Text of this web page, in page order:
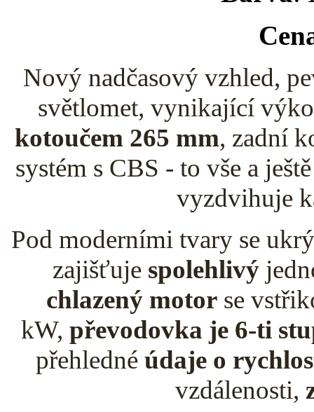
Nový nadčasový vzhled,
světlomet, vynikající
kotoučem 265 mm, zadní
systém s CBS - to vše a
vyzdvihuje
Pod moderními tvary se
zajišťuje spolehlivý
chlazený motor se
kW, převodovka je 6-ti
přehledné údaje o
vzdálenosti,